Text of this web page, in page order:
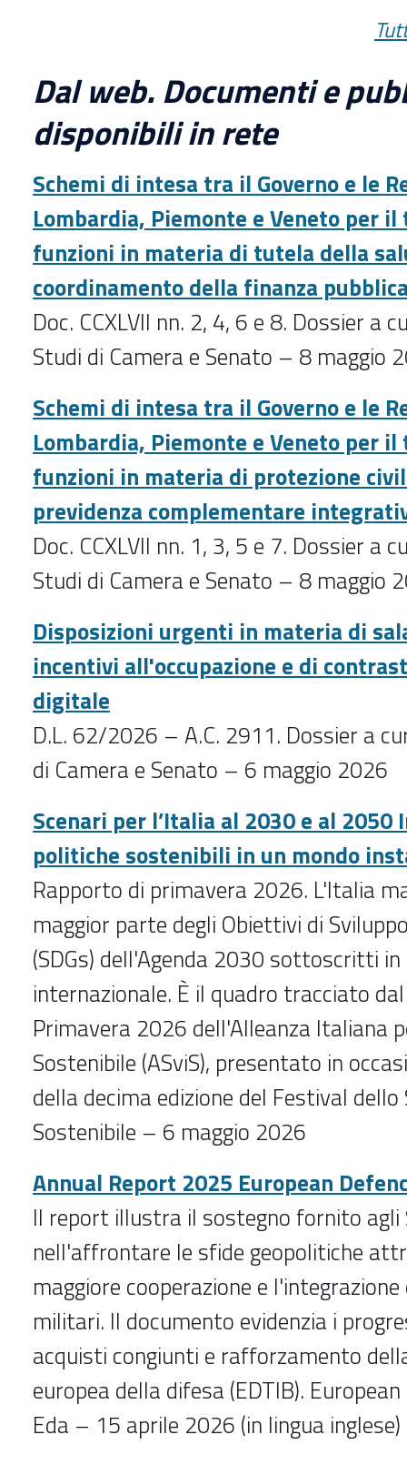
Dal web. Documenti e
disponibili in rete
Schemi di intesa tra il Governo e le
Lombardia, Piemonte e Veneto per
funzioni in materia di tutela della
coordinamento della finanza
Doc. CCXLVII nn. 2, 4, 6 e 8. Dossier a
Studi di Camera e Senato – 8 maggio
Schemi di intesa tra il Governo e le
Lombardia, Piemonte e Veneto per
funzioni in materia di protezione
previdenza complementare
Doc. CCXLVII nn. 1, 3, 5 e 7. Dossier a
Studi di Camera e Senato – 8 maggio
Disposizioni urgenti in materia di
incentivi all'occupazione e di
digitale
D.L. 62/2026 – A.C. 2911. Dossier a
di Camera e Senato – 6 maggio 2026
Scenari per l’Italia al 2030 e al
politiche sostenibili in un mondo
Rapporto di primavera 2026. L'Italia
maggior parte degli Obiettivi di
(SDGs) dell'Agenda 2030 sottoscritti in
internazionale. È il quadro tracciato
Primavera 2026 dell'Alleanza Italiana
Sostenibile (ASviS), presentato in
della decima edizione del Festival dello
Sostenibile – 6 maggio 2026
Annual Report 2025 European
Il report illustra il sostegno fornito
nell'affrontare le sfide geopolitiche
maggiore cooperazione e
militari. Il documento evidenzia i
acquisti congiunti e rafforzamento
europea della difesa (EDTIB).
Eda – 15 aprile 2026 (in lingua inglese)